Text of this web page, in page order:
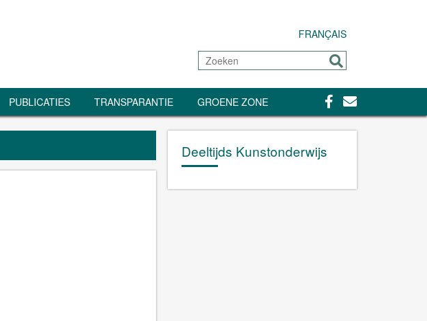
FRANÇAIS
Zoeken
Sturen
PUBLICATIES TRANSPARANTIE GROENE ZONE Facebook
Contact
Deeltijds Kunstonderwijs